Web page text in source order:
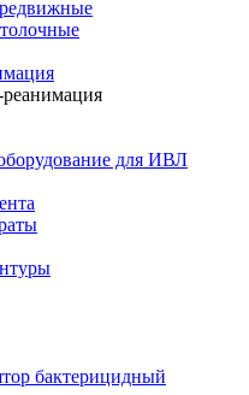
реанимация
для ИВЛ
бактерицидный